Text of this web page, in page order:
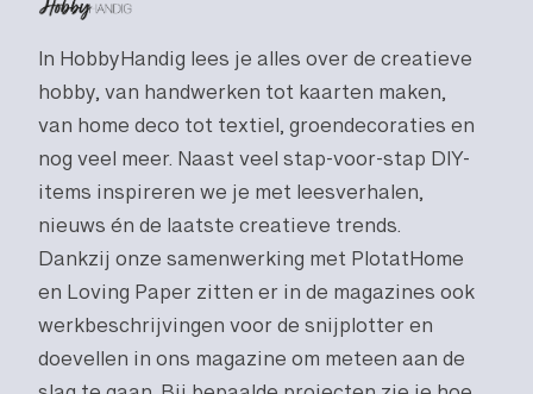
In HobbyHandig lees je alles over de creatieve
hobby, van handwerken tot kaarten maken,
van home deco tot textiel, groendecoraties en
nog veel meer. Naast veel stap-voor-stap DIY-
items inspireren we je met leesverhalen,
nieuws én de laatste creatieve trends.
Dankzij onze samenwerking met PlotatHome
en Loving Paper zitten er in de magazines ook
werkbeschrijvingen voor de snijplotter en
doevellen in ons magazine om meteen aan de